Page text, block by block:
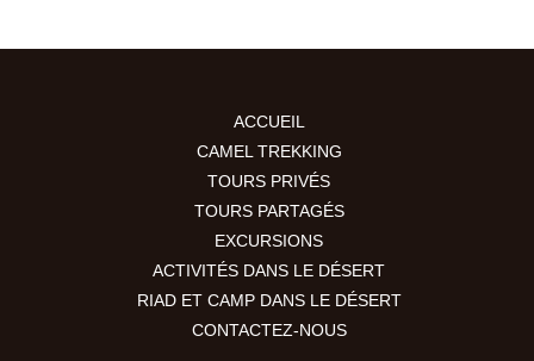
ACCUEIL
CAMEL TREKKING
TOURS PRIVÉS
TOURS PARTAGÉS
EXCURSIONS
ACTIVITÉS DANS LE DÉSERT
RIAD ET CAMP DANS LE DÉSERT
CONTACTEZ-NOUS